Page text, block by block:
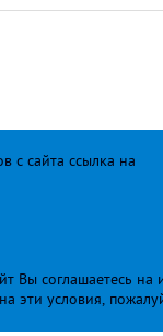
с сайта ссылка на
Вы соглашаетесь
эти условия,